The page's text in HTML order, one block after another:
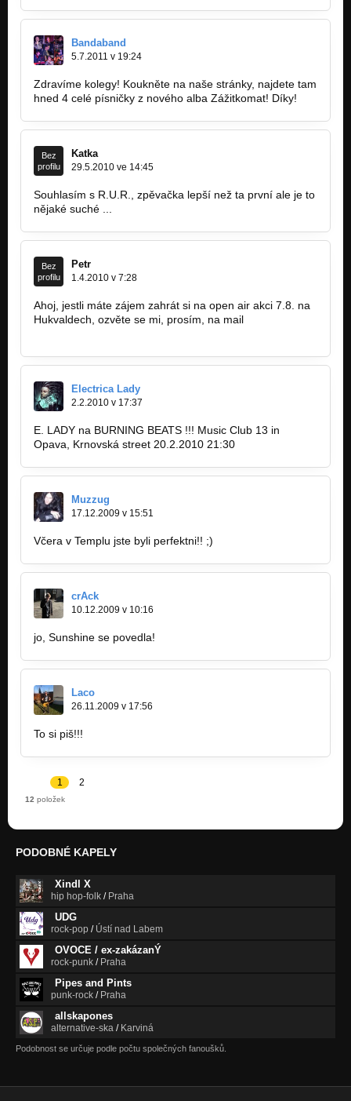
Bandaband
5.7.2011 v 19:24
Zdravíme kolegy! Koukněte na naše stránky, najdete tam
hned 4 celé písničky z nového alba Zážitkomat! Díky!
Bez
profilu
Katka
29.5.2010 ve 14:45
Souhlasím s R.U.R., zpěvačka lepší než ta první ale je to
nějaké suché ...
Bez
profilu
Petr
1.4.2010 v 7:28
Ahoj, jestli máte zájem zahrát si na open air akci 7.8. na
Hukvaldech, ozvěte se mi, prosím, na mail
Electrica Lady
2.2.2010 v 17:37
E. LADY na BURNING BEATS !!! Music Club 13 in
Opava, Krnovská street 20.2.2010 21:30
Muzzug
17.12.2009 v 15:51
Včera v Templu jste byli perfektni!! ;)
crAck
10.12.2009 v 10:16
jo, Sunshine se povedla!
Laco
26.11.2009 v 17:56
To si piš!!!
1 2
12 položek
PODOBNÉ KAPELY
Xindl X
hip hop-folk / Praha
UDG
rock-pop / Ústí nad Labem
OVOCE / ex-zakázanÝ
rock-punk / Praha
Pipes and Pints
punk-rock / Praha
allskapones
alternative-ska / Karviná
Podobnost se určuje podle počtu společných fanoušků.